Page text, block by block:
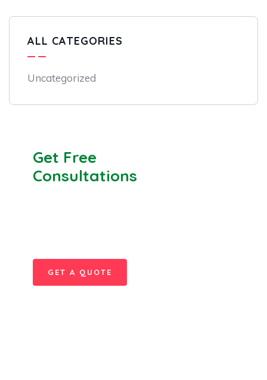
ALL CATEGORIES
Uncategorized
Get Free
Consultations
GET A QUOTE